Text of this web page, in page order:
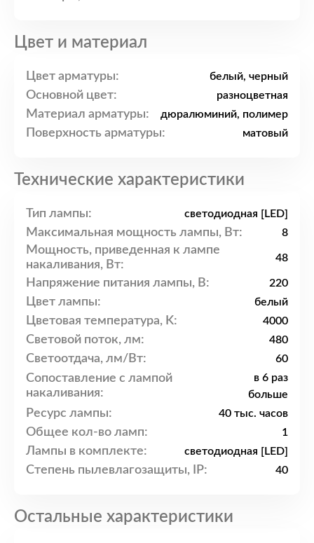
Цвет и материал
Цвет арматуры: белый, черный
Основной цвет: разноцветная
Материал арматуры: дюралюминий, полимер
Поверхность арматуры: матовый
Технические характеристики
Тип лампы: светодиодная [LED]
Максимальная мощность лампы, Вт: 8
Мощность, приведенная к лампе
накаливания, Вт:
48
Напряжение питания лампы, В: 220
Цвет лампы: белый
Цветовая температура, K: 4000
Световой поток, лм: 480
Светоотдача, лм/Вт: 60
Сопоставление с лампой
накаливания:
в 6 раз
больше
Ресурс лампы: 40 тыс. часов
Общее кол-во ламп: 1
Лампы в комплекте: светодиодная [LED]
Степень пылевлагозащиты, IP: 40
Остальные характеристики